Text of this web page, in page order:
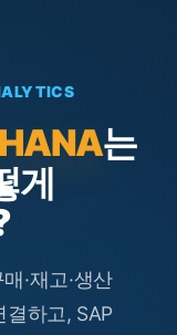
는
게
·재고·생산
하고, SAP